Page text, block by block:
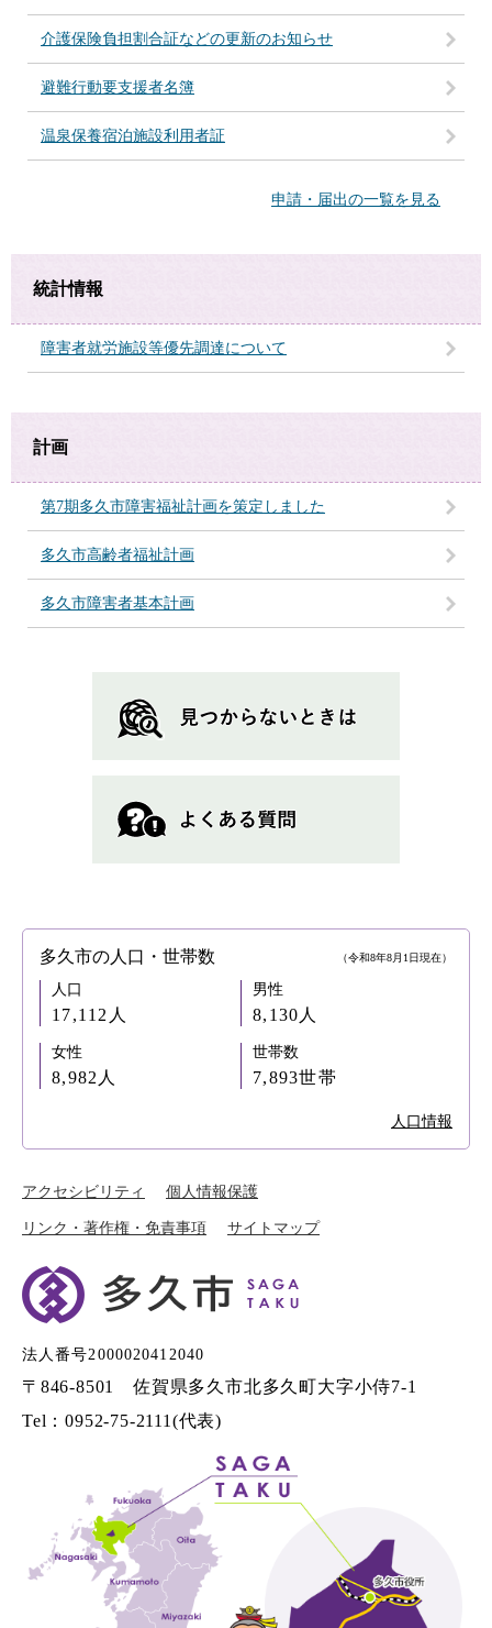
介護保険負担割合証などの更新のお知らせ
避難行動要支援者名簿
温泉保養宿泊施設利用者証
申請・届出の一覧を見る
統計情報
障害者就労施設等優先調達について
計画
第7期多久市障害福祉計画を策定しました
多久市高齢者福祉計画
多久市障害者基本計画
多久市の人口・世帯数 （令和8年8月1日現在）
人口
17,112人
男性
8,130人
女性
8,982人
世帯数
7,893世帯
人口情報
アクセシビリティ 個人情報保護
リンク・著作権・免責事項 サイトマップ
法人番号2000020412040
〒846-8501 佐賀県多久市北多久町大字小侍7-1
Tel：0952-75-2111(代表)